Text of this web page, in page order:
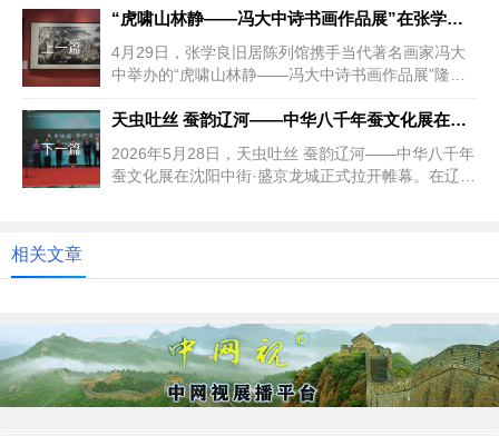
上一篇
“虎啸山林静——冯大中诗书画作品展”在张学良旧居陈列馆隆重启幕
4月29日，张学良旧居陈列馆携手当代著名画家冯大
中举办的“虎啸山林静——冯大中诗书画作品展”隆重
下一篇
天虫吐丝 蚕韵辽河——中华八千年蚕文化展在沈阳启幕
2026年5月28日，天虫吐丝 蚕韵辽河——中华八千年
蚕文化展在沈阳中街·盛京龙城正式拉开帷幕。在辽宁
相关文章